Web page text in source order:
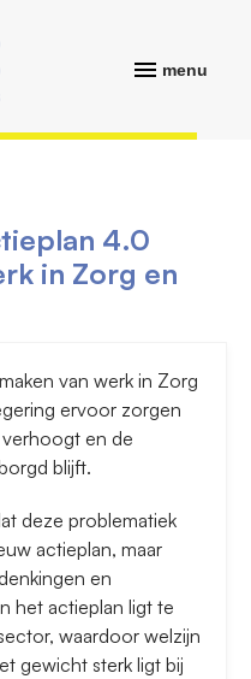
menu
4.0
in Zorg en
van werk in Zorg
ervoor zorgen
en de
blijft.
deze problematiek
actieplan, maar
en
het actieplan ligt te
waardoor welzijn
gewicht sterk ligt bij